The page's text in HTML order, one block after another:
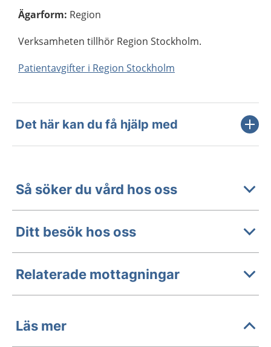
Ägarform: Region
Verksamheten tillhör Region Stockholm.
Patientavgifter i Region Stockholm
Det här kan du få hjälp med
Så söker du vård hos oss
Ditt besök hos oss
Relaterade mottagningar
Läs mer